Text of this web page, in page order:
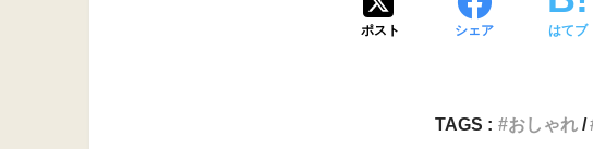
ポスト シェア はてブ
TAGS :
おしゃれ